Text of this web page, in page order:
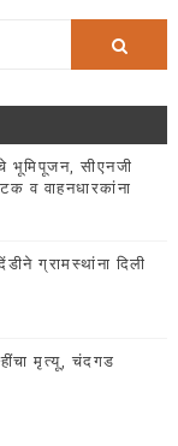
चे भूमिपूजन, सीएनजी
व वाहनधारकांना
ग्रामस्थांना दिली
मृत्यू, चंदगड